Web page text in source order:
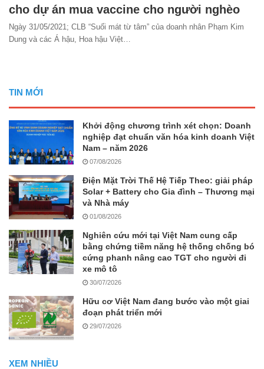
cho dự án mua vaccine cho người nghèo
Ngày 31/05/2021; CLB “Suối mát từ tâm” của doanh nhân Phạm Kim
Dung và các Á hậu, Hoa hậu Việt…
TIN MỚI
Khởi động chương trình xét chọn: Doanh
nghiệp đạt chuẩn văn hóa kinh doanh Việt
Nam – năm 2026
07/08/2026
Điện Mặt Trời Thế Hệ Tiếp Theo: giải pháp
Solar + Battery cho Gia đình – Thương mại
và Nhà máy
01/08/2026
Nghiên cứu mới tại Việt Nam cung cấp
bằng chứng tiềm năng hệ thống chống bó
cứng phanh nâng cao TGT cho người đi
xe mô tô
30/07/2026
Hữu cơ Việt Nam đang bước vào một giai
đoạn phát triển mới
29/07/2026
XEM NHIỀU